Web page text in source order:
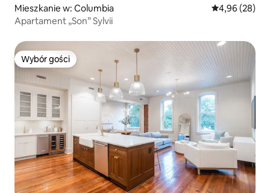
Mieszkanie w: Columbia Średnia
4,96 (28)
Apartament „Son” Sylvii
Wybór gości
Wybór gości